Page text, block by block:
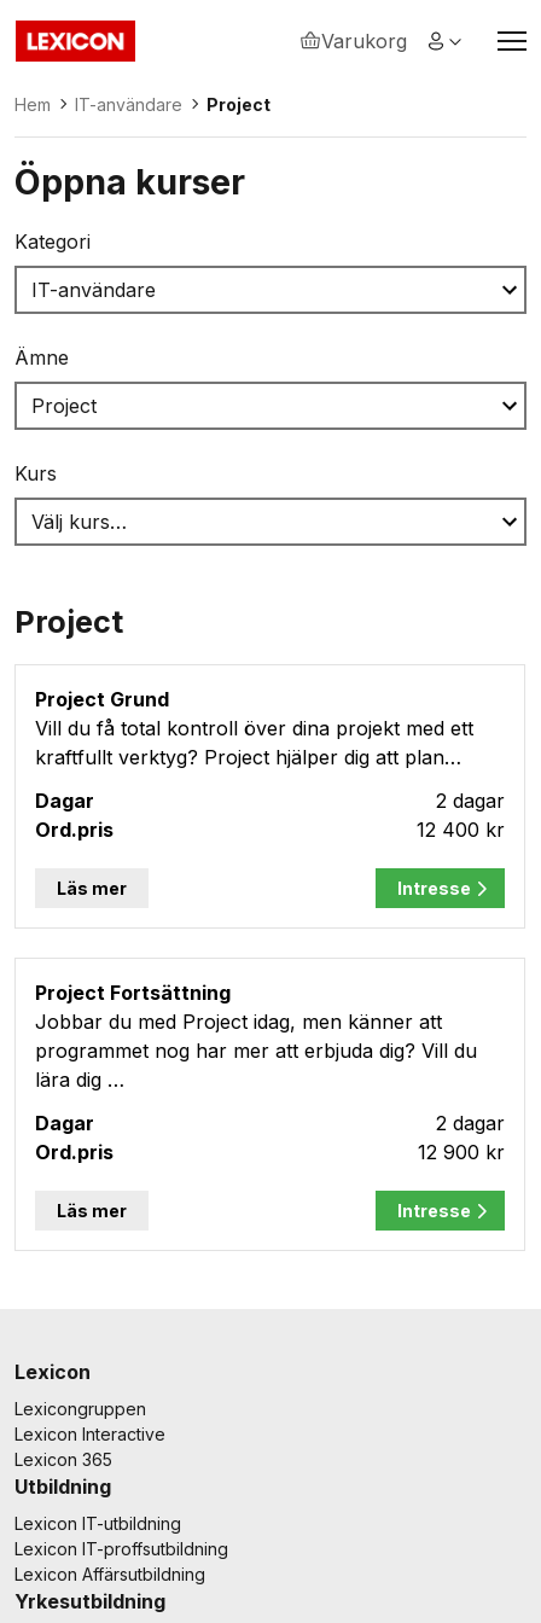
Lexicon
Varukorg
Hem IT-användare Project
Öppna kurser
Kategori
Ämne
Kurs
Project
Project Grund
Vill du få total kontroll över dina projekt med ett
kraftfullt verktyg? Project hjälper dig att plan…
2 dagar
12 400 kr
Läs mer Intresse
Project Fortsättning
Jobbar du med Project idag, men känner att
programmet nog har mer att erbjuda dig? Vill du
lära dig …
2 dagar
12 900 kr
Läs mer Intresse
Lexicon
Lexicongruppen
Lexicon Interactive
Lexicon 365
Utbildning
Lexicon IT-utbildning
Lexicon IT-proffsutbildning
Lexicon Affärsutbildning
Yrkesutbildning